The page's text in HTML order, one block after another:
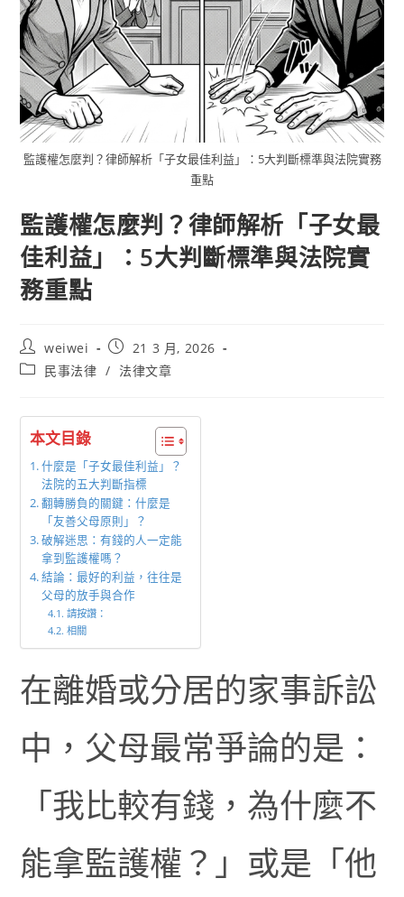
監護權怎麼判？律師解析「子女最佳利益」：5大判斷標準與法院實務
重點
監護權怎麼判？律師解析「子女最
佳利益」：5大判斷標準與法院實
務重點
Post
author:
weiwei
Post
published:
21 3 月, 2026
Post民事法律 / 法律文章
本文目錄
什麼是「子女最佳利益」？
法院的五大判斷指標
翻轉勝負的關鍵：什麼是
「友善父母原則」？
破解迷思：有錢的人一定能
拿到監護權嗎？
結論：最好的利益，往往是
父母的放手與合作
請按讚：
相關
在離婚或分居的家事訴訟
中，父母最常爭論的是：
「我比較有錢，為什麼不
能拿監護權？」或是「他